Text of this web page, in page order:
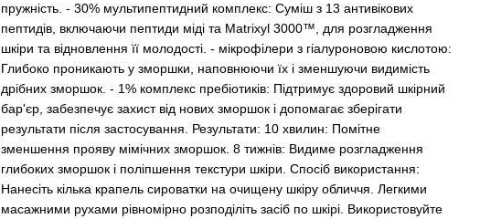
пружність. - 30% мультипептидний комплекс: Суміш з 13 антивікових
пептидів, включаючи пептиди міді та Matrixyl 3000™, для розгладження
шкіри та відновлення її молодості. - мікрофілери з гіалуроновою кислотою:
Глибоко проникають у зморшки, наповнюючи їх і зменшуючи видимість
дрібних зморшок. - 1% комплекс пребіотиків: Підтримує здоровий шкірний
бар'єр, забезпечує захист від нових зморшок і допомагає зберігати
результати після застосування. Результати: 10 хвилин: Помітне
зменшення прояву мімічних зморшок. 8 тижнів: Видиме розгладження
глибоких зморшок і поліпшення текстури шкіри. Спосіб використання:
Нанесіть кілька крапель сироватки на очищену шкіру обличчя. Легкими
масажними рухами рівномірно розподіліть засіб по шкірі. Використовуйте